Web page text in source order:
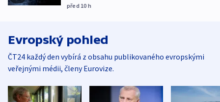
před 10 h
Evropský pohled
ČT24 každý den vybírá z obsahu publikovaného evropskými
veřejnými médii, členy Eurovize.